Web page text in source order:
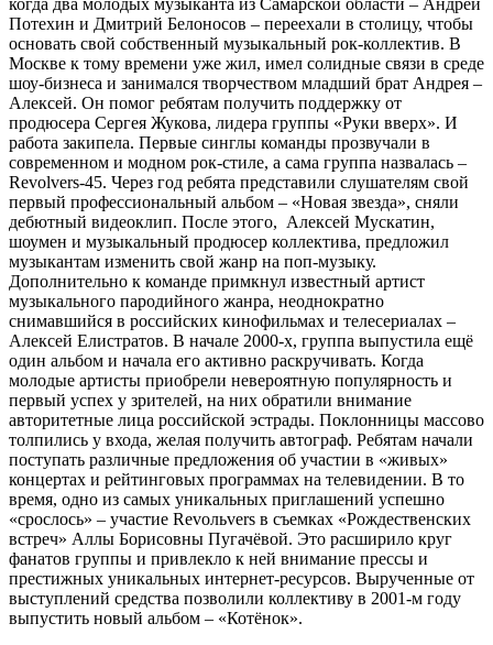
когда два молодых музыканта из Самарской области – Андрей
Потехин и Дмитрий Белоносов – переехали в столицу, чтобы
основать свой собственный музыкальный рок-коллектив. В
Москве к тому времени уже жил, имел солидные связи в среде
шоу-бизнеса и занимался творчеством младший брат Андрея –
Алексей. Он помог ребятам получить поддержку от
продюсера Сергея Жукова, лидера группы «Руки вверх». И
работа закипела. Первые синглы команды прозвучали в
современном и модном рок-стиле, а сама группа назвалась –
Revolvers-45. Через год ребята представили слушателям свой
первый профессиональный альбом – «Новая звезда», сняли
дебютный видеоклип. После этого, Алексей Мускатин,
шоумен и музыкальный продюсер коллектива, предложил
музыкантам изменить свой жанр на поп-музыку.
Дополнительно к команде примкнул известный артист
музыкального пародийного жанра, неоднократно
снимавшийся в российских кинофильмах и телесериалах –
Алексей Елистратов. В начале 2000-х, группа выпустила ещё
один альбом и начала его активно раскручивать. Когда
молодые артисты приобрели невероятную популярность и
первый успех у зрителей, на них обратили внимание
авторитетные лица российской эстрады. Поклонницы массово
толпились у входа, желая получить автограф. Ребятам начали
поступать различные предложения об участии в «живых»
концертах и рейтинговых программах на телевидении. В то
время, одно из самых уникальных приглашений успешно
«срослось» – участие Revoльvers в съемках «Рождественских
встреч» Аллы Борисовны Пугачёвой. Это расширило круг
фанатов группы и привлекло к ней внимание прессы и
престижных уникальных интернет-ресурсов. Вырученные от
выступлений средства позволили коллективу в 2001-м году
выпустить новый альбом – «Котёнок».